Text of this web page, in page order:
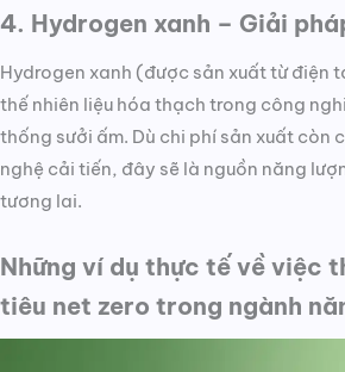
4. Hydrogen xanh – Giải
Hydrogen xanh (được sản xuất từ điện
thế nhiên liệu hóa thạch trong công
thống sưởi ấm. Dù chi phí sản xuất còn
nghệ cải tiến, đây sẽ là nguồn năng
tương lai.
Những ví dụ thực tế về việc
tiêu net zero trong ngành